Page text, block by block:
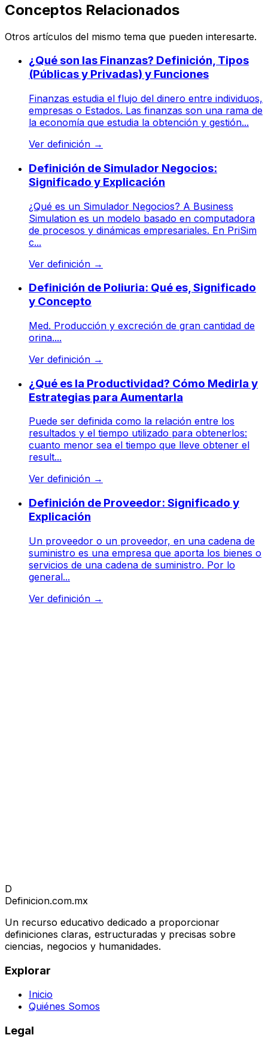
Conceptos Relacionados
Otros artículos del mismo tema que pueden interesarte.
¿Qué son las Finanzas? Definición, Tipos
(Públicas y Privadas) y Funciones
Finanzas estudia el flujo del dinero entre individuos,
empresas o Estados. Las finanzas son una rama de
la economía que estudia la obtención y gestión...
Ver definición →
Definición de Simulador Negocios:
Significado y Explicación
¿Qué es un Simulador Negocios? A Business
Simulation es un modelo basado en computadora
de procesos y dinámicas empresariales. En PriSim
c...
Ver definición →
Definición de Poliuria: Qué es, Significado
y Concepto
Med. Producción y excreción de gran cantidad de
orina....
Ver definición →
¿Qué es la Productividad? Cómo Medirla y
Estrategias para Aumentarla
Puede ser definida como la relación entre los
resultados y el tiempo utilizado para obtenerlos:
cuanto menor sea el tiempo que lleve obtener el
result...
Ver definición →
Definición de Proveedor: Significado y
Explicación
Un proveedor o un proveedor, en una cadena de
suministro es una empresa que aporta los bienes o
servicios de una cadena de suministro. Por lo
general...
Ver definición →
D
Definicion.com.mx
Un recurso educativo dedicado a proporcionar
definiciones claras, estructuradas y precisas sobre
ciencias, negocios y humanidades.
Explorar
Inicio
Quiénes Somos
Legal